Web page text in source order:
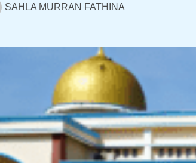
SAHLA MURRAN FATHINA